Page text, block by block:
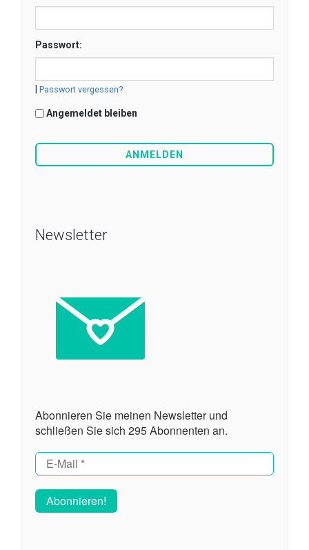
Passwort:
Passwort vergessen?
Angemeldet bleiben
Newsletter
Abonnieren Sie meinen Newsletter und
schließen Sie sich 295 Abonnenten an.